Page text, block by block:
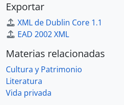
Exportar
XML de Dublin Core 1.1
EAD 2002 XML
Materias relacionadas
Cultura y Patrimonio
Literatura
Vida privada